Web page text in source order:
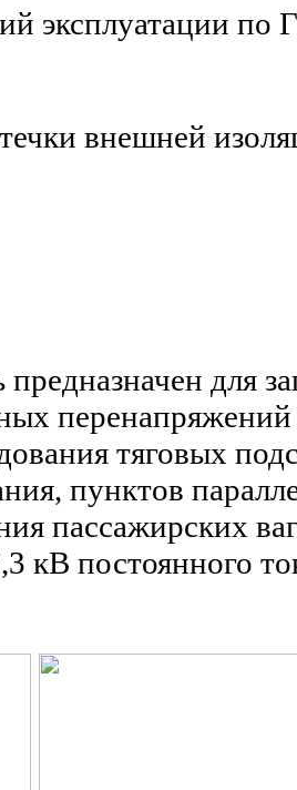
эксплуатации по
внешней
предназначен для
перенапряжений
тяговых
пунктов
пассажирских
кВ постоянного